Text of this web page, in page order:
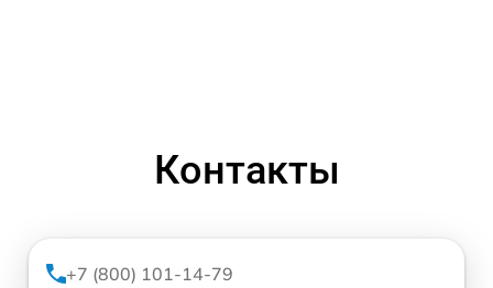
Контакты
+7 (800) 101-14-79